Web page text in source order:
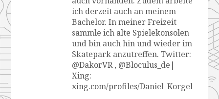
ich derzeit auch an meinem
Bachelor. In meiner Freizeit
sammle ich alte Spielekonsolen
und bin auch hin und wieder im
Skatepark anzutreffen. Twitter:
@DakorVR , @Bloculus_de|
Xing:
xing.com/profiles/Daniel_Korgel